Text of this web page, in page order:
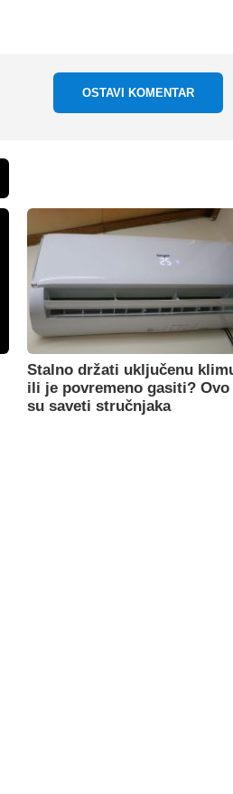
OSTAVI KOMENTAR
Stalno držati uključenu
ili je povremeno gasiti? Ovo
su saveti stručnjaka